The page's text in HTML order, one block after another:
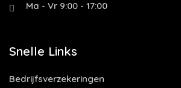
Ma - Vr 9:00 - 17:00
Snelle Links
Bedrijfsverzekeringen